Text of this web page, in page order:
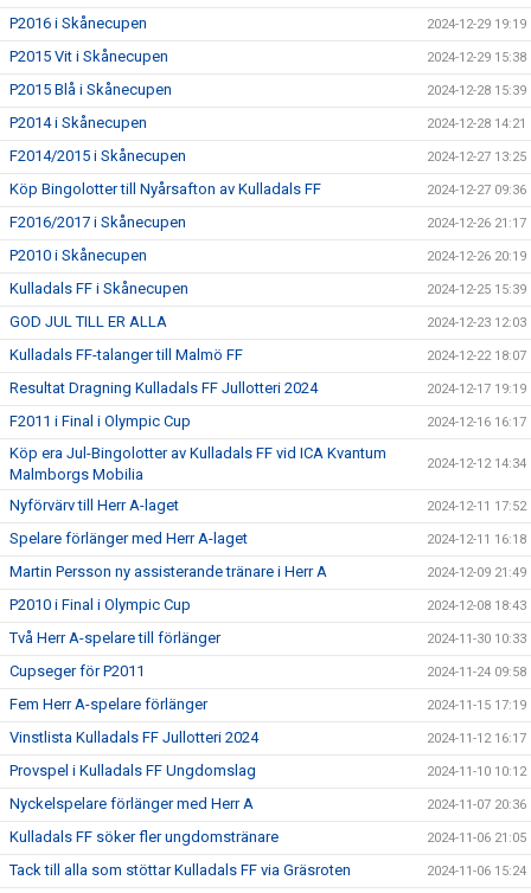
P2016 i Skånecupen 2024-12-29 19:19
P2015 Vit i Skånecupen 2024-12-29 15:38
P2015 Blå i Skånecupen 2024-12-28 15:39
P2014 i Skånecupen 2024-12-28 14:21
F2014/2015 i Skånecupen 2024-12-27 13:25
Köp Bingolotter till Nyårsafton av Kulladals FF 2024-12-27 09:36
F2016/2017 i Skånecupen 2024-12-26 21:17
P2010 i Skånecupen 2024-12-26 20:19
Kulladals FF i Skånecupen 2024-12-25 15:39
GOD JUL TILL ER ALLA 2024-12-23 12:03
Kulladals FF-talanger till Malmö FF 2024-12-22 18:07
Resultat Dragning Kulladals FF Jullotteri 2024 2024-12-17 19:19
F2011 i Final i Olympic Cup 2024-12-16 16:17
Köp era Jul-Bingolotter av Kulladals FF vid ICA Kvantum
Malmborgs Mobilia
2024-12-12 14:34
Nyförvärv till Herr A-laget 2024-12-11 17:52
Spelare förlänger med Herr A-laget 2024-12-11 16:18
Martin Persson ny assisterande tränare i Herr A 2024-12-09 21:49
P2010 i Final i Olympic Cup 2024-12-08 18:43
Två Herr A-spelare till förlänger 2024-11-30 10:33
Cupseger för P2011 2024-11-24 09:58
Fem Herr A-spelare förlänger 2024-11-15 17:19
Vinstlista Kulladals FF Jullotteri 2024 2024-11-12 16:17
Provspel i Kulladals FF Ungdomslag 2024-11-10 10:12
Nyckelspelare förlänger med Herr A 2024-11-07 20:36
Kulladals FF söker fler ungdomstränare 2024-11-06 21:05
Tack till alla som stöttar Kulladals FF via Gräsroten 2024-11-06 15:24